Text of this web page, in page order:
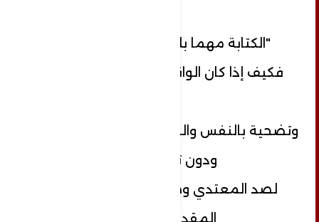
"الكتابة مهما بلغت من الإعجاز
فكيف إذا كان الواقع خوضاً للمخاطر
وتضحية بالنفس والسير إلى الموت اختياراً
ودون تهيب .
لصد المعتدي وصيانة تربة الوطن
المقدسة "؟.